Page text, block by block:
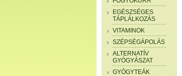
EGÉSZSÉGES
TÁPLÁLKOZÁS
VITAMINOK
SZÉPSÉGÁPOLÁS
ALTERNATÍV
GYÓGYÁSZAT
GYÓGYTEÁK